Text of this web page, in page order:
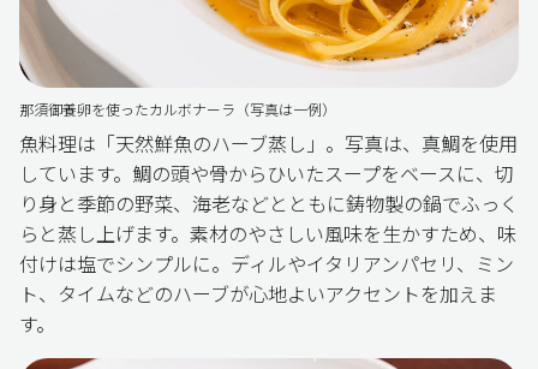
那須御養卵を使ったカルボナーラ（写真は一例）
魚料理は「天然鮮魚のハーブ蒸し」。写真は、真鯛を使用
しています。鯛の頭や骨からひいたスープをベースに、切
り身と季節の野菜、海老などとともに鋳物製の鍋でふっく
らと蒸し上げます。素材のやさしい風味を生かすため、味
付けは塩でシンプルに。ディルやイタリアンパセリ、ミン
ト、タイムなどのハーブが心地よいアクセントを加えま
す。